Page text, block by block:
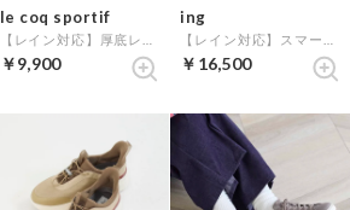
le coq sportif
￥9,900
ing
￥16,500